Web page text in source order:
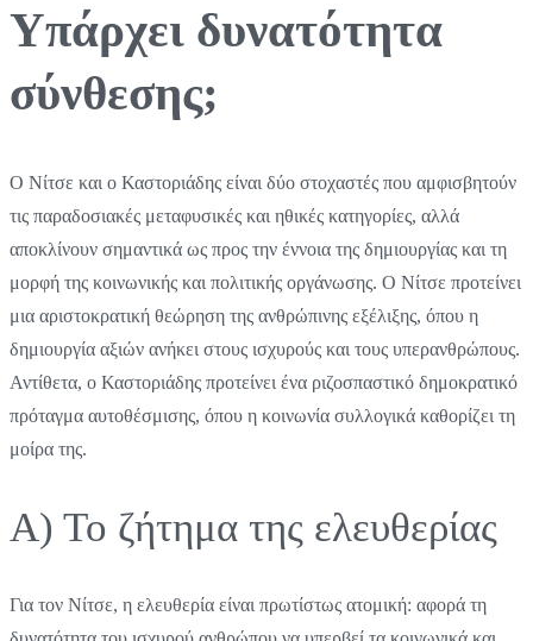
Υπάρχει δυνατότητα
σύνθεσης;
Ο Νίτσε και ο Καστοριάδης είναι δύο στοχαστές που αμφισβητούν
τις παραδοσιακές μεταφυσικές και ηθικές κατηγορίες, αλλά
αποκλίνουν σημαντικά ως προς την έννοια της δημιουργίας και τη
μορφή της κοινωνικής και πολιτικής οργάνωσης. Ο Νίτσε προτείνει
μια αριστοκρατική θεώρηση της ανθρώπινης εξέλιξης, όπου η
δημιουργία αξιών ανήκει στους ισχυρούς και τους υπερανθρώπους.
Αντίθετα, ο Καστοριάδης προτείνει ένα ριζοσπαστικό δημοκρατικό
πρόταγμα αυτοθέσμισης, όπου η κοινωνία συλλογικά καθορίζει τη
μοίρα της.
Α) Το ζήτημα της ελευθερίας
Για τον Νίτσε, η ελευθερία είναι πρωτίστως ατομική: αφορά τη